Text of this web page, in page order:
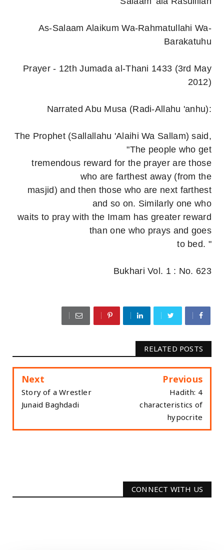
As-Salaam Alaikum Wa-Rahmatullahi Wa-
Barakatuhu
Prayer - 12th Jumada al-Thani 1433 (3rd May
2012)
Narrated Abu Musa (Radi-Allahu 'anhu):
The Prophet (Sallallahu 'Alaihi Wa Sallam) said,
"The people who get
tremendous reward for the prayer are those
who are farthest away (from the
masjid) and then those who are next farthest
and so on. Similarly one who
waits to pray with the Imam has greater reward
than one who prays and goes
to bed. "
Bukhari Vol. 1 : No. 623
RELATED POSTS
Previous
Hadith: 4
characteristics of
hypocrite
Next
Story of a Wrestler
Junaid Baghdadi
CONNECT WITH US